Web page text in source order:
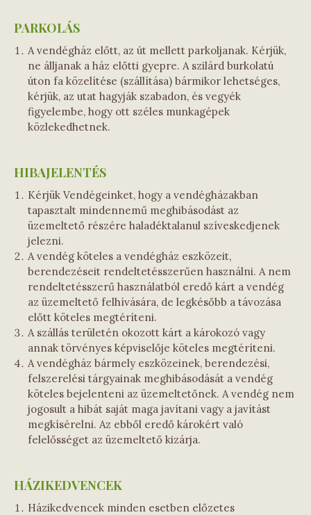
PARKOLÁS
A vendégház előtt, az út mellett parkoljanak. Kérjük,
ne álljanak a ház előtti gyepre. A szilárd burkolatú
úton fa közelítése (szállítása) bármikor lehetséges,
kérjük, az utat hagyják szabadon, és vegyék
figyelembe, hogy ott széles munkagépek
közlekedhetnek.
HIBAJELENTÉS
Kérjük Vendégeinket, hogy a vendégházakban
tapasztalt mindennemű meghibásodást az
üzemeltető részére haladéktalanul szíveskedjenek
jelezni.
A vendég köteles a vendégház eszközeit,
berendezéseit rendeltetésszerűen használni. A nem
rendeltetésszerű használatból eredő kárt a vendég
az üzemeltető felhívására, de legkésőbb a távozása
előtt köteles megtéríteni.
A szállás területén okozott kárt a károkozó vagy
annak törvényes képviselője köteles megtéríteni.
A vendégház bármely eszközeinek, berendezési,
felszerelési tárgyainak meghibásodását a vendég
köteles bejelenteni az üzemeltetőnek. A vendég nem
jogosult a hibát saját maga javítani vagy a javítást
megkísérelni. Az ebből eredő károkért való
felelősséget az üzemeltető kizárja.
HÁZIKEDVENCEK
Házikedvencek minden esetben előzetes